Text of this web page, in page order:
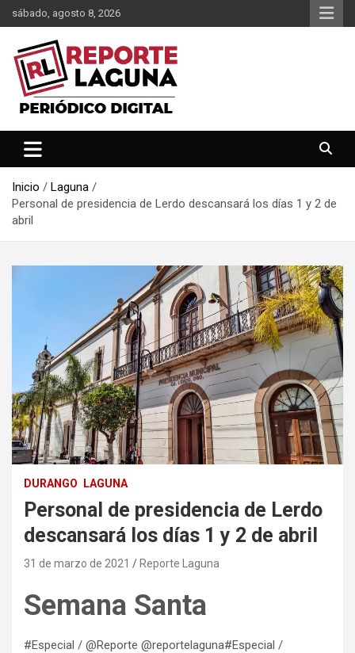
Saltar
al
contenido
sábado, agosto 8, 2026
Reporte Laguna
Inicio
Laguna
Personal de presidencia de Lerdo descansará los días 1 y 2 de
abril
DURANGO LAGUNA
Personal de presidencia de Lerdo
descansará los días 1 y 2 de abril
31 de marzo de 2021 Reporte Laguna
Semana Santa
#Especial / @Reporte @reportelaguna#Especial /